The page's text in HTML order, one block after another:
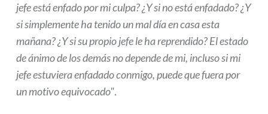
jefe está enfado por mi culpa? ¿Y si no está enfadado? ¿Y
si simplemente ha tenido un mal día en casa esta
mañana? ¿Y si su propio jefe le ha reprendido? El estado
de ánimo de los demás no depende de mi, incluso si mi
jefe estuviera enfadado conmigo, puede que fuera por
un motivo equivocado".